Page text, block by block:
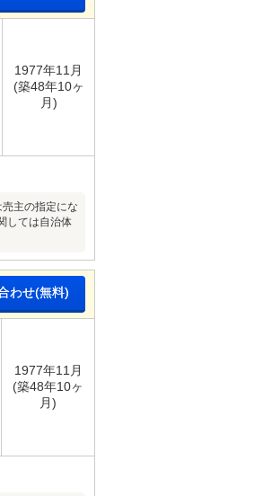
1977年11月
(築48年10ヶ
月)
主の指定にな
しては自治体
わせ(無料)
1977年11月
(築48年10ヶ
月)